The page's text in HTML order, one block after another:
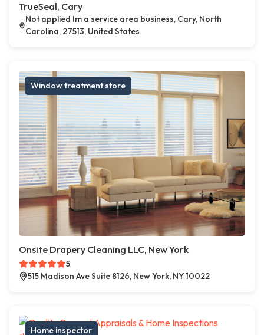
TrueSeal, Cary
Not applied Im a service area business, Cary, North
Carolina, 27513, United States
Window treatment store
Onsite Drapery Cleaning LLC, New York
5
515 Madison Ave Suite 8126, New York, NY 10022
Home inspector